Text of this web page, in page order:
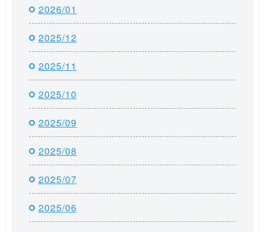
2026/01
2025/12
2025/11
2025/10
2025/09
2025/08
2025/07
2025/06